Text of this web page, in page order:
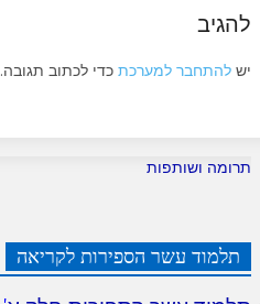
להגיב
יש להתחבר למערכת כדי לכתוב תגובה.
תרומה ושותפות
תלמוד עשר הספירות לקריאה